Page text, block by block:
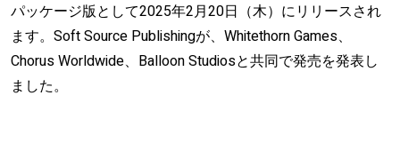
パッケージ版として2025年2月20日（木）にリリースされ
ます。Soft Source Publishingが、Whitethorn Games、
Chorus Worldwide、Balloon Studiosと共同で発売を発表し
ました。